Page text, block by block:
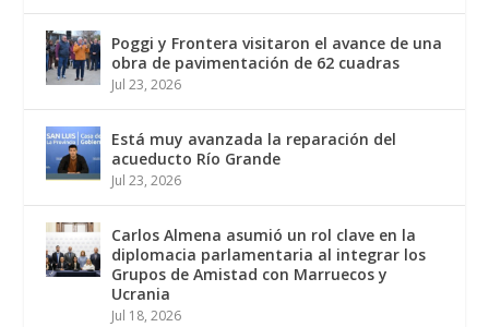
Poggi y Frontera visitaron el avance de una
obra de pavimentación de 62 cuadras
Jul 23, 2026
Está muy avanzada la reparación del
acueducto Río Grande
Jul 23, 2026
Carlos Almena asumió un rol clave en la
diplomacia parlamentaria al integrar los
Grupos de Amistad con Marruecos y
Ucrania
Jul 18, 2026